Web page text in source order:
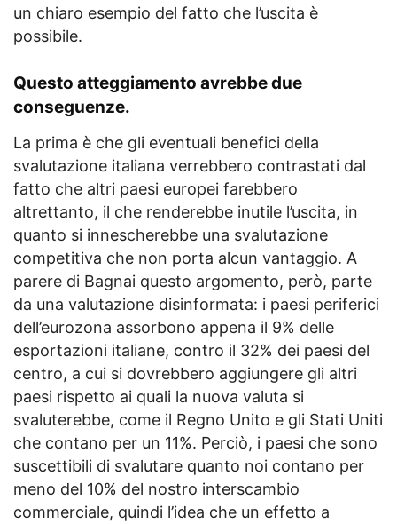
un chiaro esempio del fatto che l’uscita è
possibile.
Questo atteggiamento avrebbe due
conseguenze.
La prima è che gli eventuali benefici della
svalutazione italiana verrebbero contrastati dal
fatto che altri paesi europei farebbero
altrettanto, il che renderebbe inutile l’uscita, in
quanto si innescherebbe una svalutazione
competitiva che non porta alcun vantaggio. A
parere di Bagnai questo argomento, però, parte
da una valutazione disinformata: i paesi periferici
dell’eurozona assorbono appena il 9% delle
esportazioni italiane, contro il 32% dei paesi del
centro, a cui si dovrebbero aggiungere gli altri
paesi rispetto ai quali la nuova valuta si
svaluterebbe, come il Regno Unito e gli Stati Uniti
che contano per un 11%. Perciò, i paesi che sono
suscettibili di svalutare quanto noi contano per
meno del 10% del nostro interscambio
commerciale, quindi l’idea che un effetto a